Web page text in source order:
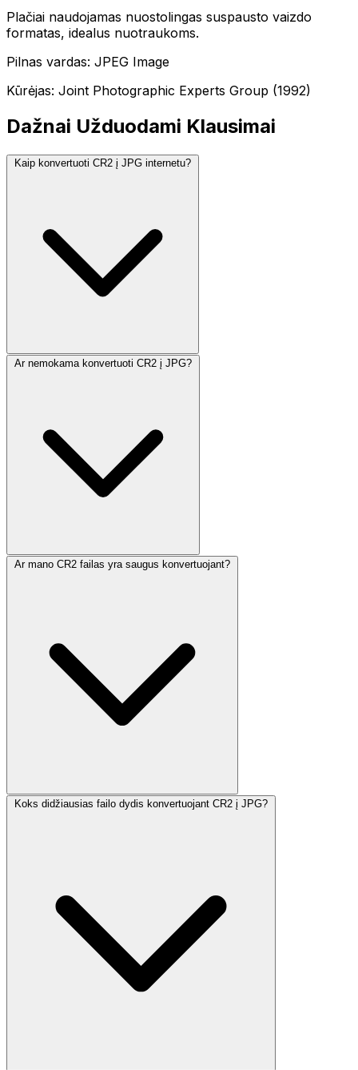
Plačiai naudojamas nuostolingas suspausto vaizdo
formatas, idealus nuotraukoms.
Pilnas vardas: JPEG Image
Kūrėjas: Joint Photographic Experts Group (1992)
Dažnai Užduodami Klausimai
Kaip konvertuoti CR2 į JPG internetu?
Ar nemokama konvertuoti CR2 į JPG?
Ar mano CR2 failas yra saugus konvertuojant?
Koks didžiausias failo dydis konvertuojant CR2 į JPG?